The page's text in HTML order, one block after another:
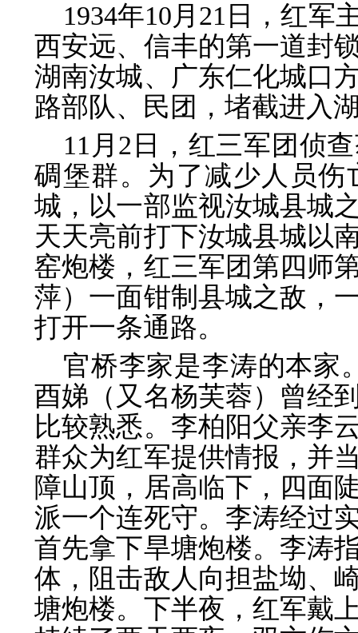
1934年10月21日，红军
西安远、信丰的第一道封
湖南汝城、广东仁化城口
路部队、民团，堵截进入
11月2日，红三军团侦
碉堡群。为了减少人员
城，以一部监视汝城县城
天天亮前打下汝城县城以
窑炮楼，红三军团第四师
萍）一面钳制县城之敌，
打开一条通路。
官桥李家是李涛的本家
酉娣（又名杨芙蓉）曾经
比较熟悉。李柏阳父亲李
群众为红军提供情报，并
障山顶，居高临下，四面
派一个连死守。李涛经过
首先拿下旱塘炮楼。李涛
体，阻击敌人向担盐坳、
塘炮楼。下半夜，红军戴